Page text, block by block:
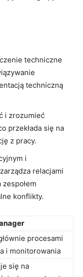
techniczne
techniczną⁢
i‍ zrozumieć‌
przekłada⁣ się na
⁣z pracy.
i
‍relacjami
konflikty.
procesami
i monitorowania
się na